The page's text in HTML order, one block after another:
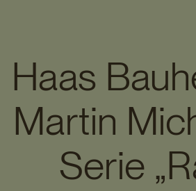
Haas
Martin
Serie